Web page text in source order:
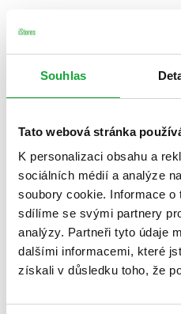
Souhlas
Tato webová stránka
K personalizaci obsahu a
sociálních médií a analýze
soubory cookie. Informace
sdílíme se svými partnery
analýzy. Partneři tyto údaje
dalšími informacemi, které
získali v důsledku toho, že